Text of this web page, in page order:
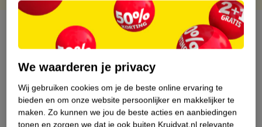
Over dit product
Etiketinformatie
Nature Impact Score
We waarderen je privacy
Wij gebruiken cookies om je de beste online ervaring te
bieden en om onze website persoonlijker en makkelijker te
maken. Zo kunnen we jou de beste acties en aanbiedingen
tonen en zorgen we dat je ook buiten Kruidvat.nl relevante